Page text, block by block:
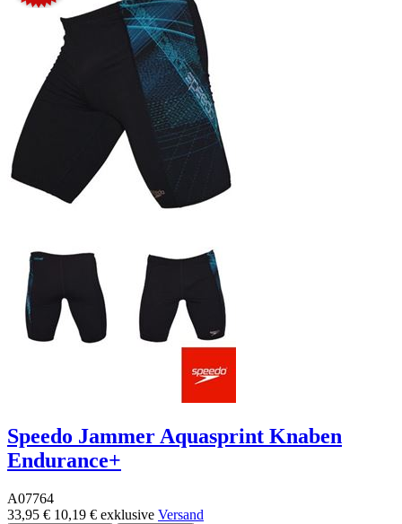
Speedo Jammer Aquasprint Knaben
Endurance+
A07764
33,95 € 10,19 € exklusive Versand